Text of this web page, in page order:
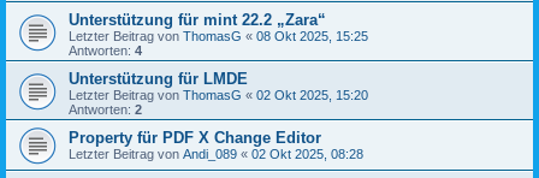
Unterstützung für mint 22.2 „Zara“
Letzter Beitrag von ThomasG « 08 Okt 2025, 15:25
Antworten: 4
Unterstützung für LMDE
Letzter Beitrag von ThomasG « 02 Okt 2025, 15:20
Antworten: 2
Property für PDF X Change Editor
Letzter Beitrag von Andi_089 « 02 Okt 2025, 08:28